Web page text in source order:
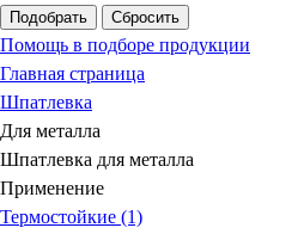
Подобрать Сбросить
Помощь в подборе продукции
Главная страница
Шпатлевка
Для металла
Шпатлевка для металла
Применение
Термостойкие (1)